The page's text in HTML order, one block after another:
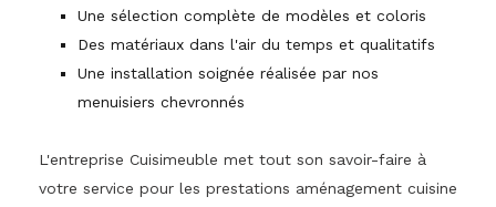
Une sélection complète de modèles et coloris
Des matériaux dans l'air du temps et qualitatifs
Une installation soignée réalisée par nos
menuisiers chevronnés
L'entreprise Cuisimeuble met tout son savoir-faire à
votre service pour les prestations aménagement cuisine